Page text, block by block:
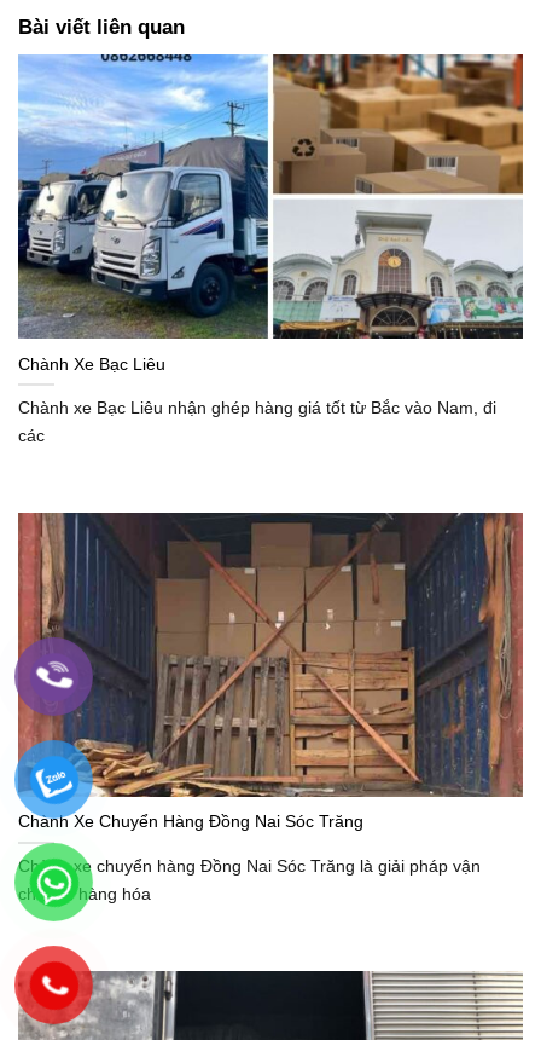
Bài viết liên quan
Chành Xe Bạc Liêu
Chành xe Bạc Liêu nhận ghép hàng giá tốt từ Bắc vào Nam, đi
các
Chành Xe Chuyển Hàng Đồng Nai Sóc Trăng
Chành xe chuyển hàng Đồng Nai Sóc Trăng là giải pháp vận
chuyển hàng hóa